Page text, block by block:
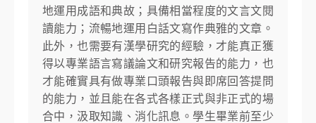
地運用成語和典故；具備相當程度的文言文閱
讀能力；流暢地運用白話文寫作典雅的文章。
此外，也需要有漢學研究的經驗，才能真正獲
得以專業語言寫議論文和研究報告的能力，也
才能確實具有做專業口頭報告與即席回答提問
的能力，並且能在各式各樣正式與非正式的場
合中，汲取知識、消化訊息。學生畢業前至少